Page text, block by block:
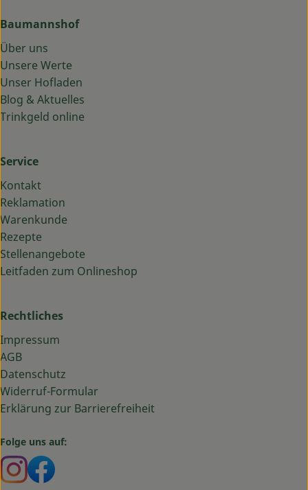
Baumannshof
Über uns
Unsere Werte
Unser Hofladen
Blog & Aktuelles
Trinkgeld online
Service
Kontakt
Reklamation
Warenkunde
Rezepte
Stellenangebote
Leitfaden zum Onlineshop
Rechtliches
Impressum
AGB
Datenschutz
Widerruf-Formular
Erklärung zur Barrierefreiheit
Folge uns auf:
Externer Link zu https://www.instagram.com/
Externer Link zu https://www.facebook.com/